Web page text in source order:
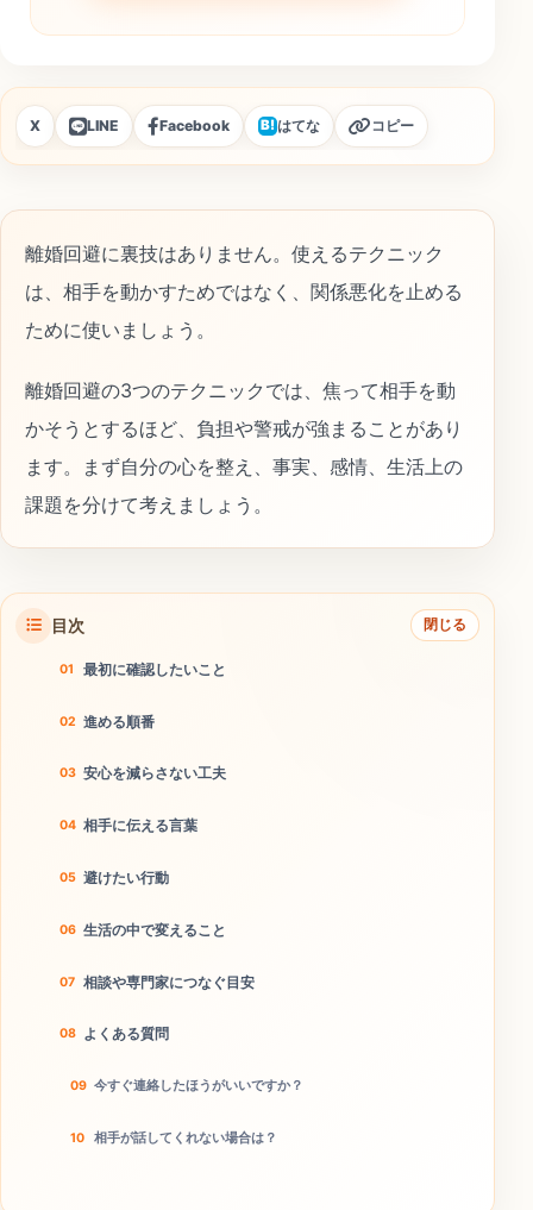
X LINE Facebook B!はてな コピー
離婚回避に裏技はありません。使えるテクニック
は、相手を動かすためではなく、関係悪化を止める
ために使いましょう。
離婚回避の3つのテクニックでは、焦って相手を動
かそうとするほど、負担や警戒が強まることがあり
ます。まず自分の心を整え、事実、感情、生活上の
課題を分けて考えましょう。
目次 閉じる
最初に確認したいこと
進める順番
安心を減らさない工夫
相手に伝える言葉
避けたい行動
生活の中で変えること
相談や専門家につなぐ目安
よくある質問
今すぐ連絡したほうがいいですか？
相手が話してくれない場合は？